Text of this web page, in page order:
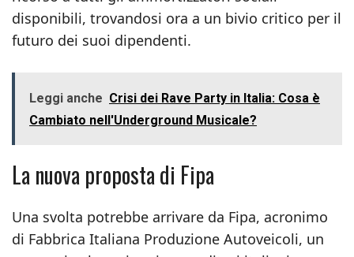
disponibili, trovandosi ora a un bivio critico per il
futuro dei suoi dipendenti.
Leggi anche Crisi dei Rave Party in Italia: Cosa è
Cambiato nell'Underground Musicale?
La nuova proposta di Fipa
Una svolta potrebbe arrivare da Fipa, acronimo
di Fabbrica Italiana Produzione Autoveicoli, un